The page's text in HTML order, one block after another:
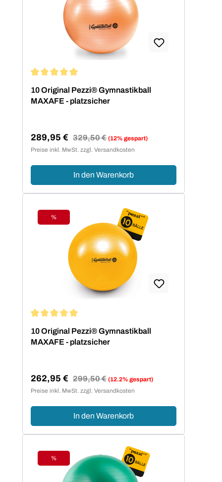
10 Original Pezzi® Gymnastikball
MAXAFE - platzsicher
Verkaufspreis:
289,95 € Regulärer Preis:
329,50 € (12% gespart)
Preise inkl. MwSt. zzgl. Versandkosten
In den Warenkorb
Rabatt
%
10 Original Pezzi® Gymnastikball
MAXAFE - platzsicher
Verkaufspreis:
262,95 € Regulärer Preis:
299,50 € (12.2% gespart)
Preise inkl. MwSt. zzgl. Versandkosten
In den Warenkorb
Rabatt
%